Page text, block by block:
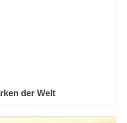
der Welt